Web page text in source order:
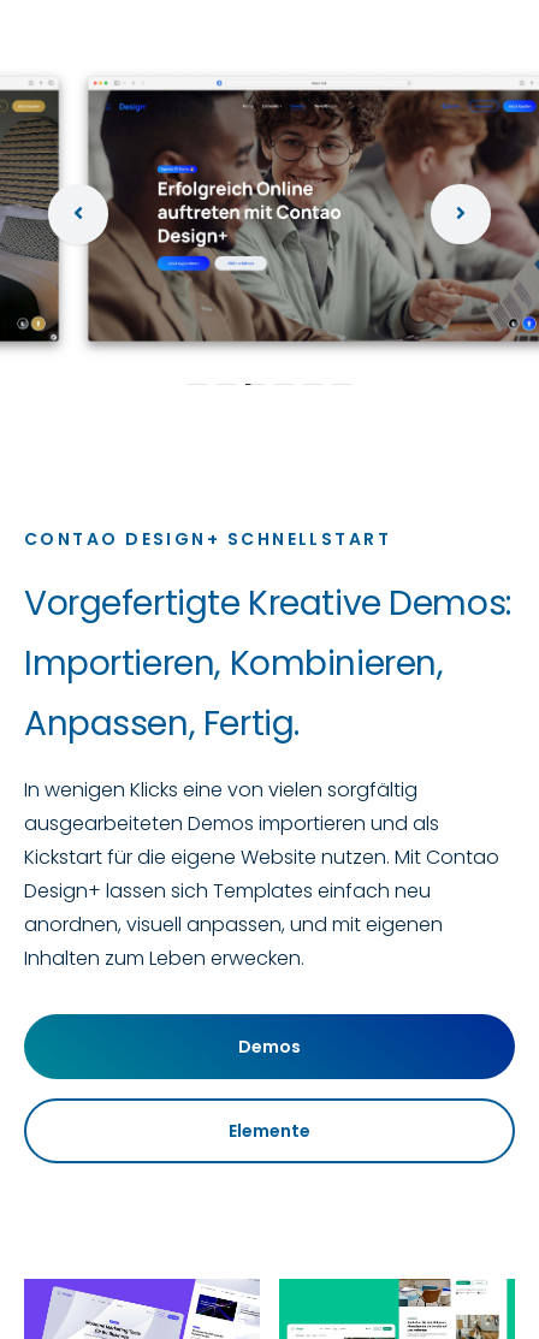
CONTAO DESIGN+ SCHNELLSTART
Vorgefertigte Kreative Demos:
Importieren, Kombinieren,
Anpassen, Fertig.
In wenigen Klicks eine von vielen sorgfältig
ausgearbeiteten Demos importieren und als
Kickstart für die eigene Website nutzen. Mit Contao
Design+ lassen sich Templates einfach neu
anordnen, visuell anpassen, und mit eigenen
Inhalten zum Leben erwecken.
Demos
Elemente